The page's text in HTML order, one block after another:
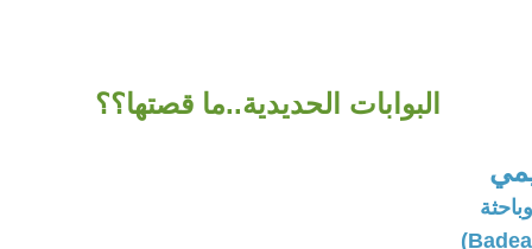
البوابات الحديدية..ما قصتها؟؟